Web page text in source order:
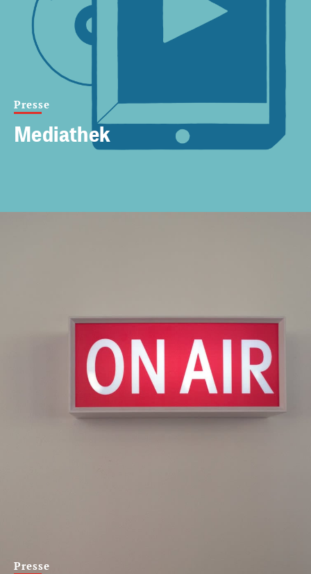
Presse
Mediathek
Presse